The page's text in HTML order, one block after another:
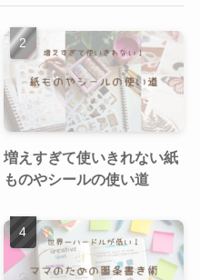
増えすぎて使いきれない紙
ものやシールの使い道